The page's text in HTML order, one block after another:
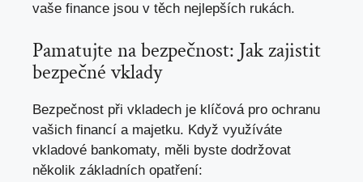
vaše finance jsou v těch nejlepších rukách.
Pamatujte na bezpečnost: Jak zajistit
bezpečné vklady
Bezpečnost při vkladech je klíčová pro ochranu
vašich financí a majetku. Když využíváte
vkladové bankomaty, měli byste dodržovat
několik základních opatření: